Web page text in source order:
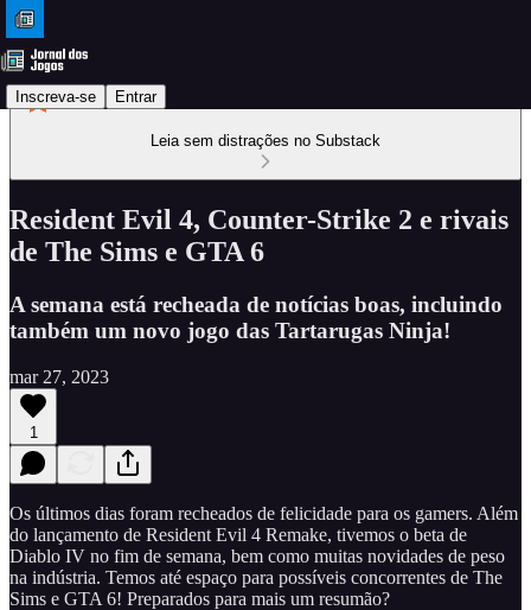
Inscreva-se Entrar
Leia sem distrações no Substack
Resident Evil 4, Counter-Strike 2 e rivais
de The Sims e GTA 6
A semana está recheada de notícias boas, incluindo
também um novo jogo das Tartarugas Ninja!
mar 27, 2023
1
Os últimos dias foram recheados de felicidade para os gamers. Além
do lançamento de Resident Evil 4 Remake, tivemos o beta de
Diablo IV no fim de semana, bem como muitas novidades de peso
na indústria. Temos até espaço para possíveis concorrentes de The
Sims e GTA 6! Preparados para mais um resumão?